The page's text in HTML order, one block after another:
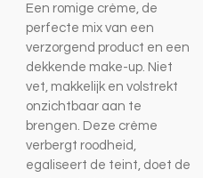
Een romige crème, de
perfecte mix van een
verzorgend product en een
dekkende make-up. Niet
vet, makkelijk en volstrekt
onzichtbaar aan te
brengen. Deze crème
verbergt roodheid,
egaliseert de teint, doet de